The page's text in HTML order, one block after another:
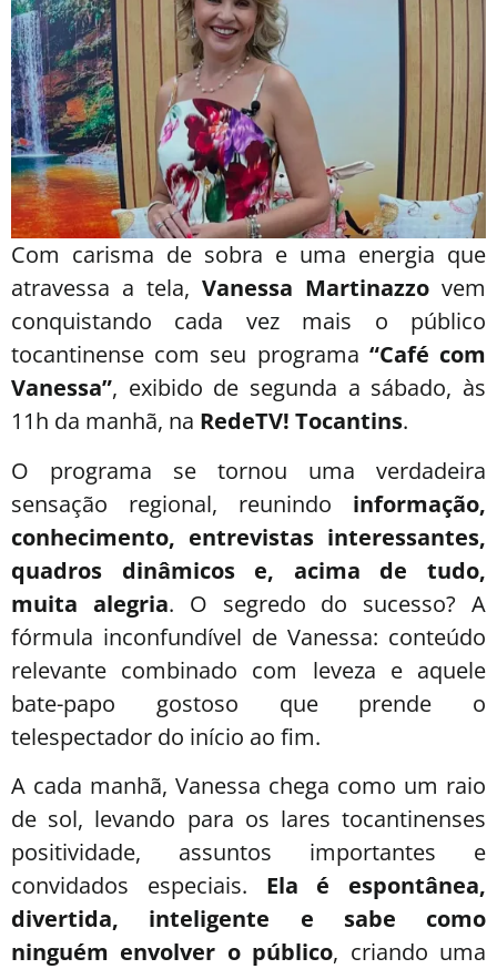
Com carisma de sobra e uma energia que
atravessa a tela, Vanessa Martinazzo vem
conquistando cada vez mais o público
tocantinense com seu programa “Café com
Vanessa”, exibido de segunda a sábado, às
11h da manhã, na RedeTV! Tocantins.
O programa se tornou uma verdadeira
sensação regional, reunindo informação,
conhecimento, entrevistas interessantes,
quadros dinâmicos e, acima de tudo,
muita alegria. O segredo do sucesso? A
fórmula inconfundível de Vanessa: conteúdo
relevante combinado com leveza e aquele
bate-papo gostoso que prende o
telespectador do início ao fim.
A cada manhã, Vanessa chega como um raio
de sol, levando para os lares tocantinenses
positividade, assuntos importantes e
convidados especiais. Ela é espontânea,
divertida, inteligente e sabe como
ninguém envolver o público, criando uma